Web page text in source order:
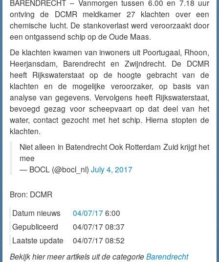
BARENDRECHT – Vanmorgen tussen 6.00 en 7.18 uur
ontving de DCMR meldkamer 27 klachten over een
chemische lucht. De stankoverlast werd veroorzaakt door
een ontgassend schip op de Oude Maas.
De klachten kwamen van inwoners uit Poortugaal, Rhoon,
Heerjansdam, Barendrecht en Zwijndrecht. De DCMR
heeft Rijkswaterstaat op de hoogte gebracht van de
klachten en de mogelijke veroorzaker, op basis van
analyse van gegevens. Vervolgens heeft Rijkswaterstaat,
bevoegd gezag voor scheepvaart op dat deel van het
water, contact gezocht met het schip. Hierna stopten de
klachten.
Niet alleen in Batendrecht Ook Rotterdam Zuid krijgt het
mee
— BOCL (@bocl_nl) July 4, 2017
Bron: DCMR
Datum nieuws
04/07/17 6:00
Gepubliceerd
04/07/17 08:37
Laatste update
04/07/17 08:52
Bekijk hier meer artikels uit de categorieBarendrecht